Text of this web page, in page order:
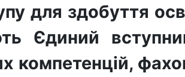
для здобуття
Єдиний
компетенцій,